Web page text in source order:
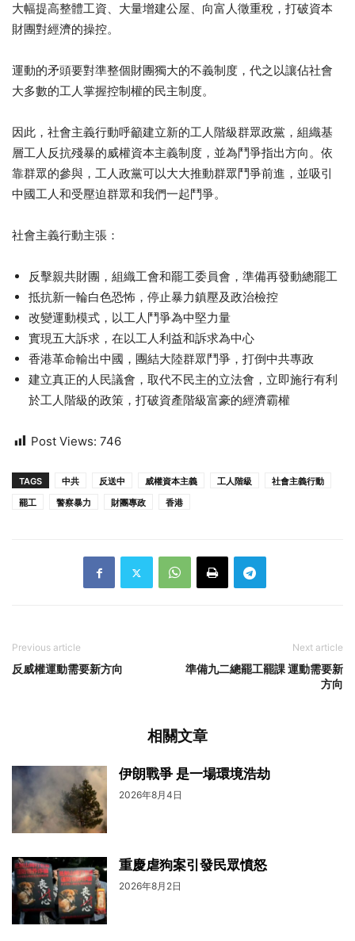
大幅提高整體工資、大量增建公屋、向富人徵重稅，打破資本
財團對經濟的操控。
運動的矛頭要對準整個財團獨大的不義制度，代之以讓佔社會
大多數的工人掌握控制權的民主制度。
因此，社會主義行動呼籲建立新的工人階級群眾政黨，組織基
層工人反抗殘暴的威權資本主義制度，並為鬥爭指出方向。依
靠群眾的參與，工人政黨可以大大推動群眾鬥爭前進，並吸引
中國工人和受壓迫群眾和我們一起鬥爭。
社會主義行動主張：
反擊親共財團，組織工會和罷工委員會，準備再發動總罷工
抵抗新一輪白色恐怖，停止暴力鎮壓及政治檢控
改變運動模式，以工人鬥爭為中堅力量
實現五大訴求，在以工人利益和訴求為中心
香港革命輸出中國，團結大陸群眾鬥爭，打倒中共專政
建立真正的人民議會，取代不民主的立法會，立即施行有利
於工人階級的政策，打破資產階級富豪的經濟霸權
Post Views: 746
TAGS 中共 反送中 威權資本主義 工人階級
社會主義行動
罷工
警察暴力 財團專政 香港
Previous article
反威權運動需要新方向
Next article
準備九二總罷工罷課 運動需要新
方向
相關文章
伊朗戰爭 是一場環境浩劫
2026年8月4日
重慶虐狗案引發民眾憤怒
2026年8月2日